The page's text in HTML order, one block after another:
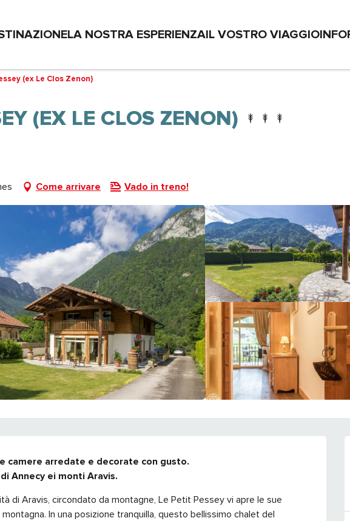
LA NOSTRA ESPERIENZAIL VOSTRO VIAGGIO
(ex Le Clos Zenon)
(EX LE CLOS ZENON)
Come arrivare Vado in treno!
camere arredate e decorate con gusto.
Annecy ei monti Aravis.
di Aravis, circondato da montagne, Le Petit Pessey vi apre le sue
In una posizione tranquilla, questo bellissimo chalet del